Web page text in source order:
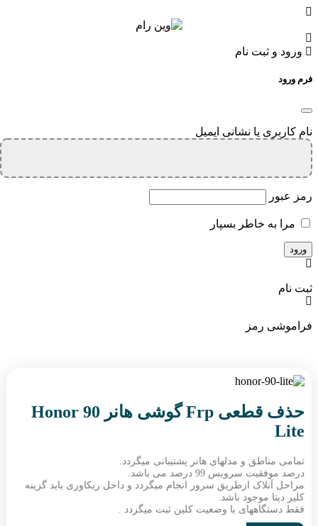
ورود و ثبت نام
فرم ورود
نام کاربری یا نشانی ایمیل
رمز عبور
مرا به خاطر بسپار
ثبت نام
فراموشی رمز
حذف قطعی Frp گوشی هانر Honor 90
Lite
تمامی مناطق و مدلهای هانر پشتیبانی میگردد.
درصد موفقیت سرویس 99 درصد می باشد.
مراحل آنلاک ازطریق سرور انجام میگردد و داخل ریکاوری باید گزینه
کلیر دیتا موجود باشد.
فقط دستگاههای با وضعیت کلین ثبت میگردد .